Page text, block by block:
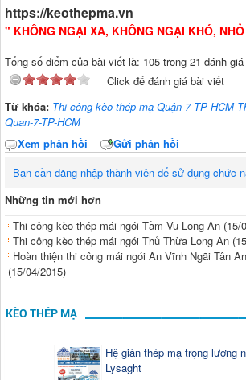
https://keothepma.vn
" KHÔNG NGẠI XA, KHÔNG NGẠI KHÓ,
Tổng số điểm của bài viết là: 105 trong 21 đánh giá
Click để đánh giá bài viết
Từ khóa: Thi công kèo thép mạ Quận 7 TP HCM
Quan-7-TP-HCM
Xem phản hồi --
Gửi phản hồi
Bạn cần đăng nhập thành viên để sử dụng chức
Những tin mới hơn
Thi công kèo thép mái ngói Tầm Vu Long An (15/
Thi công kèo thép mái ngói Thủ Thừa Long An
Hoàn thiện thi công mái ngói An Vĩnh Ngãi Tân
(15/04/2015)
KÈO THÉP MẠ
Hệ giàn thép mạ trọng lượng
Lysaght